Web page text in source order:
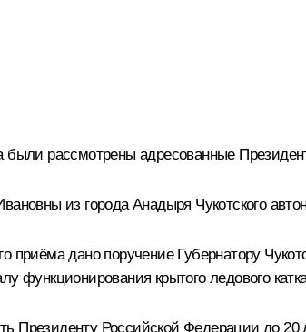
были рассмотрены адресованные
из города Анадыря Чукотского
приёма дано поручение Губернатору
функционирования крытого ледового
Президенту Российской Федерации до 20